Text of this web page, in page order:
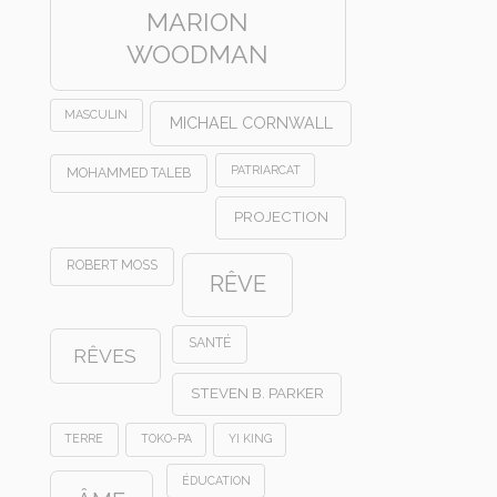
MARION
WOODMAN
MASCULIN MICHAEL CORNWALL
MOHAMMED TALEB PATRIARCAT
PROJECTION
ROBERT MOSS
RÊVE
RÊVES
SANTÉ
STEVEN B. PARKER
TERRE TOKO-PA YI KING
ÉDUCATION